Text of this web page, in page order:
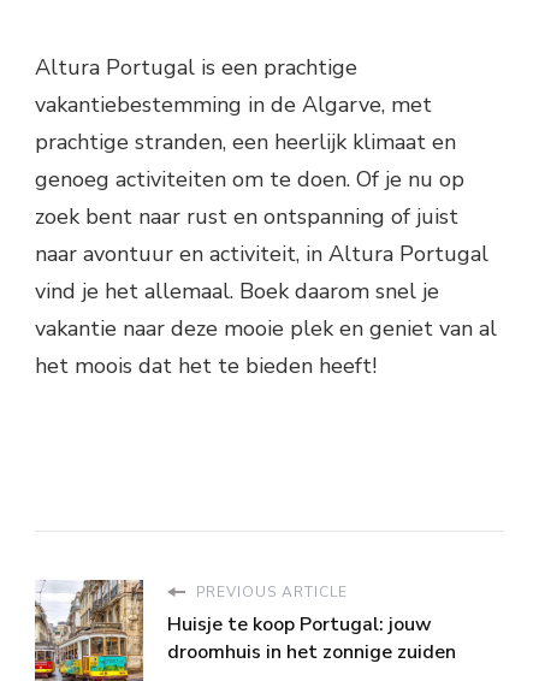
Altura Portugal is een prachtige
vakantiebestemming in de Algarve, met
prachtige stranden, een heerlijk klimaat en
genoeg activiteiten om te doen. Of je nu op
zoek bent naar rust en ontspanning of juist
naar avontuur en activiteit, in Altura Portugal
vind je het allemaal. Boek daarom snel je
vakantie naar deze mooie plek en geniet van al
het moois dat het te bieden heeft!
PREVIOUS ARTICLE
Huisje te koop Portugal: jouw
droomhuis in het zonnige zuiden